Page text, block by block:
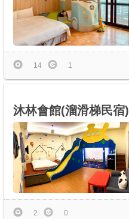
14 1
沐林會館(溜滑梯民宿)
2 0